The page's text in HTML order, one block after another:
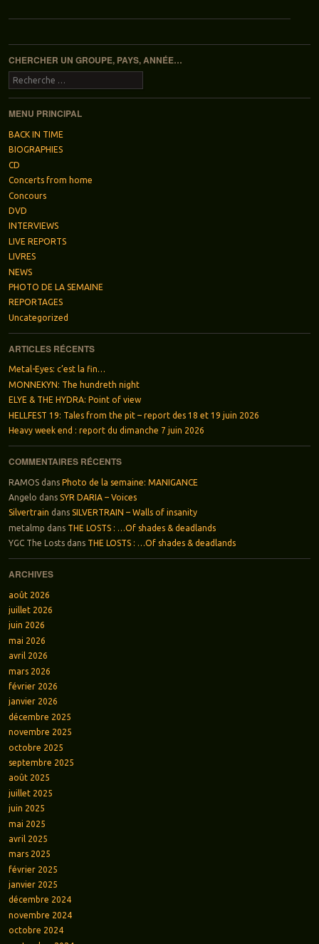
Navigation des articles
CHERCHER UN GROUPE, PAYS, ANNÉE…
Recherche
MENU PRINCIPAL
BACK IN TIME
BIOGRAPHIES
CD
Concerts from home
Concours
DVD
INTERVIEWS
LIVE REPORTS
LIVRES
NEWS
PHOTO DE LA SEMAINE
REPORTAGES
Uncategorized
ARTICLES RÉCENTS
Metal-Eyes: c’est la fin…
MONNEKYN: The hundreth night
ELYE & THE HYDRA: Point of view
HELLFEST 19: Tales from the pit – report des 18 et 19 juin 2026
Heavy week end : report du dimanche 7 juin 2026
COMMENTAIRES RÉCENTS
RAMOSdans Photo de la semaine: MANIGANCE
Angelo dans SYR DARIA – Voices
Silvertrain dans SILVERTRAIN – Walls of insanity
metalmp dans THE LOSTS : …Of shades & deadlands
YGC The Lostsdans THE LOSTS : …Of shades & deadlands
ARCHIVES
août 2026
juillet 2026
juin 2026
mai 2026
avril 2026
mars 2026
février 2026
janvier 2026
décembre 2025
novembre 2025
octobre 2025
septembre 2025
août 2025
juillet 2025
juin 2025
mai 2025
avril 2025
mars 2025
février 2025
janvier 2025
décembre 2024
novembre 2024
octobre 2024